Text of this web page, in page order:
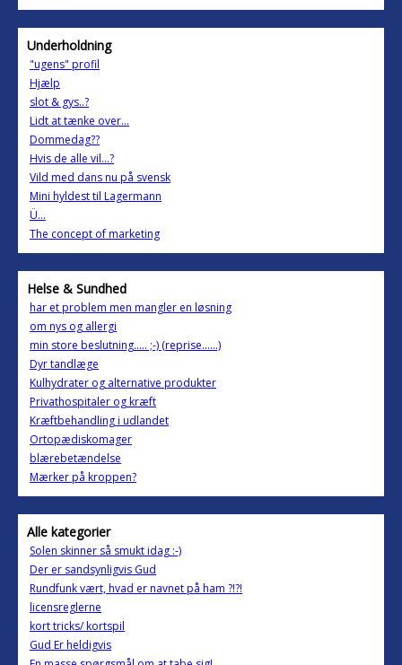
Underholdning
"ugens" profil
Hjælp
slot & gys..?
Lidt at tænke over...
Dommedag??
Hvis de alle vil...?
Vild med dans nu på svensk
Mini hyldest til Lagermann
Ü...
The concept of marketing
Helse & Sundhed
har et problem men mangler en løsning
om nys og allergi
min store beslutning..... ;-) (reprise......)
Dyr tandlæge
Kulhydrater og alternative produkter
Privathospitaler og kræft
Kræftbehandling i udlandet
Ortopædiskomager
blærebetændelse
Mærker på kroppen?
Alle kategorier
Solen skinner så smukt idag :-)
Der er sandsynligvis Gud
Rundfunk vært, hvad er navnet på ham ?!?!
licensreglerne
kort tricks/ kortspil
Gud Er heldigvis